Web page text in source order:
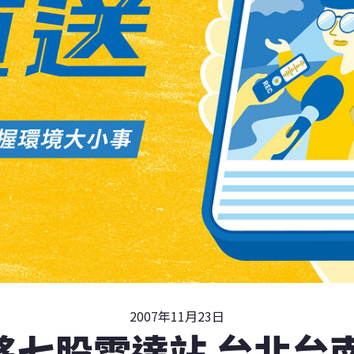
2007年11月23日